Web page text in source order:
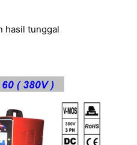
hasil tunggal